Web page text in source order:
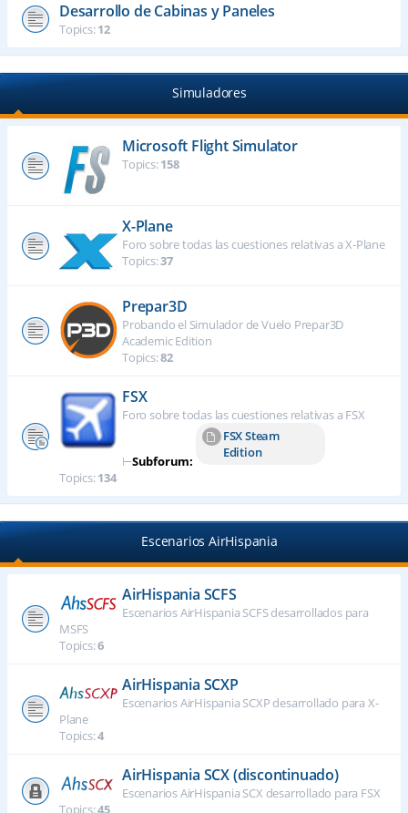
Desarrollo de Cabinas y Paneles
Topics:12
Simuladores
Microsoft Flight Simulator
Topics:158
X-Plane
Foro sobre todas las cuestiones relativas a X-Plane
Topics:37
Prepar3D
Probando el Simulador de Vuelo Prepar3D
Academic Edition
Topics:82
FSX
Foro sobre todas las cuestiones relativas a FSX
⊢Subforum:
FSX Steam
Edition
Topics:134
Escenarios AirHispania
AirHispania SCFS
Escenarios AirHispania SCFS desarrollados para
MSFS
Topics:6
AirHispania SCXP
Escenarios AirHispania SCXP desarrollado para X-
Plane
Topics:4
AirHispania SCX (discontinuado)
Escenarios AirHispania SCX desarrollado para FSX
Topics:45